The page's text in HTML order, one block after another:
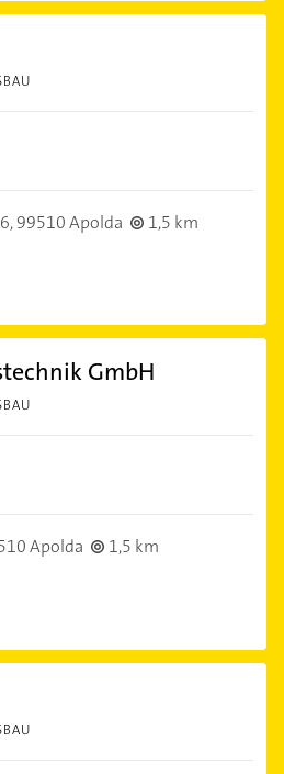
99510 Apolda
1,5 km
GmbH
Apolda
1,5 km